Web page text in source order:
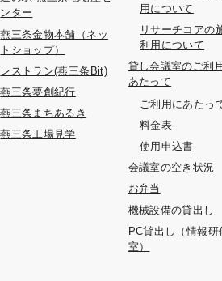
ンター
燕三条金物本舗（ネッ
トショップ）
レストラン(燕三条Bit)
燕三条夢創紀行
燕三条まちあるき
燕三条工場見学
用について
リサーチコアの
利用について
貸し会議室のご利
あたって
ご利用にあたっ
料金表
使用申込書
会議室の空き状況
お弁当
機械設備の貸出し
PC貸出し（情報研
室）